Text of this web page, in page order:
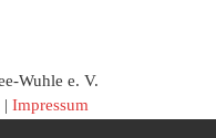
| Impressum